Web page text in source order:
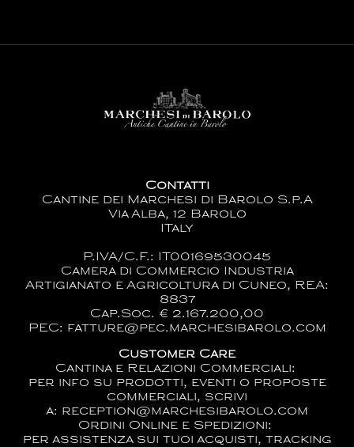
Contatti
Cantine dei Marchesi di Barolo S.p.A
Via Alba, 12 Barolo
ITaly
P.IVA/C.F.: IT00169530045
Camera di Commercio Industria
Artigianato e Agricoltura di Cuneo, REA:
8837
Cap.Soc. € 2.167.200,00
PEC: fatture@pec.marchesibarolo.com
Customer Care
Cantina e Relazioni Commerciali:
per info su prodotti, eventi o proposte
commerciali, scrivi
a: reception@marchesibarolo.com
Ordini Online e Spedizioni:
per assistenza sui tuoi acquisti, tracking